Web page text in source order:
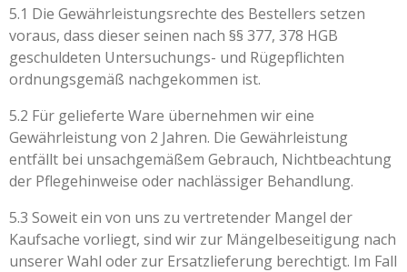
5.1 Die Gewährleistungsrechte des Bestellers setzen
voraus, dass dieser seinen nach §§ 377, 378 HGB
geschuldeten Untersuchungs- und Rügepflichten
ordnungsgemäß nachgekommen ist.
5.2 Für gelieferte Ware übernehmen wir eine
Gewährleistung von 2 Jahren. Die Gewährleistung
entfällt bei unsachgemäßem Gebrauch, Nichtbeachtung
der Pflegehinweise oder nachlässiger Behandlung.
5.3 Soweit ein von uns zu vertretender Mangel der
Kaufsache vorliegt, sind wir zur Mängelbeseitigung nach
unserer Wahl oder zur Ersatzlieferung berechtigt. Im Fall